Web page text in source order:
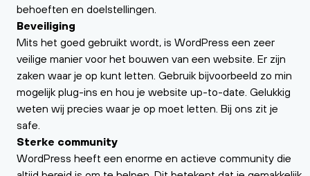
behoeften en doelstellingen.
Beveiliging
Mits het goed gebruikt wordt, is WordPress een zeer
veilige manier voor het bouwen van een website. Er zijn
zaken waar je op kunt letten. Gebruik bijvoorbeeld zo min
mogelijk plug-ins en hou je website up-to-date. Gelukkig
weten wij precies waar je op moet letten. Bij ons zit je
safe.
Sterke community
WordPress heeft een enorme en actieve community die